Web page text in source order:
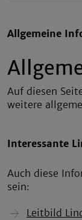
Allgemeine
Auf diesen
weitere
Interessante
Auch diese
sein:
Leitbild